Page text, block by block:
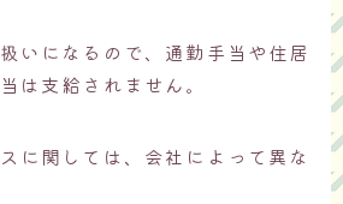
いになるので、通勤手当や住居
は支給されません。
に関しては、会社によって異な